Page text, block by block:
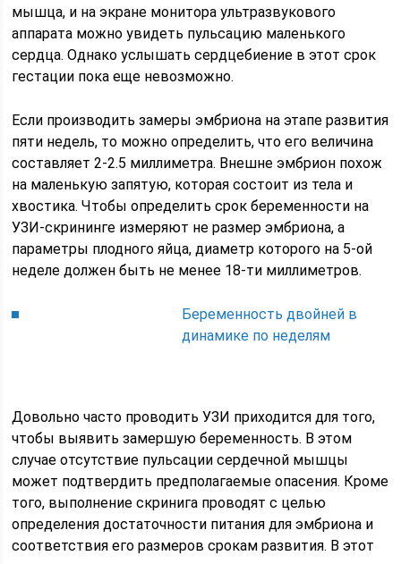
мышца, и на экране монитора ультразвукового
аппарата можно увидеть пульсацию маленького
сердца. Однако услышать сердцебиение в этот срок
гестации пока еще невозможно.
Если производить замеры эмбриона на этапе развития
пяти недель, то можно определить, что его величина
составляет 2-2.5 миллиметра. Внешне эмбрион похож
на маленькую запятую, которая состоит из тела и
хвостика. Чтобы определить срок беременности на
УЗИ-скрининге измеряют не размер эмбриона, а
параметры плодного яйца, диаметр которого на 5-ой
неделе должен быть не менее 18-ти миллиметров.
Беременность двойней в
динамике по неделям
Довольно часто проводить УЗИ приходится для того,
чтобы выявить замершую беременность. В этом
случае отсутствие пульсации сердечной мышцы
может подтвердить предполагаемые опасения. Кроме
того, выполнение скринига проводят с целью
определения достаточности питания для эмбриона и
соответствия его размеров срокам развития. В этот